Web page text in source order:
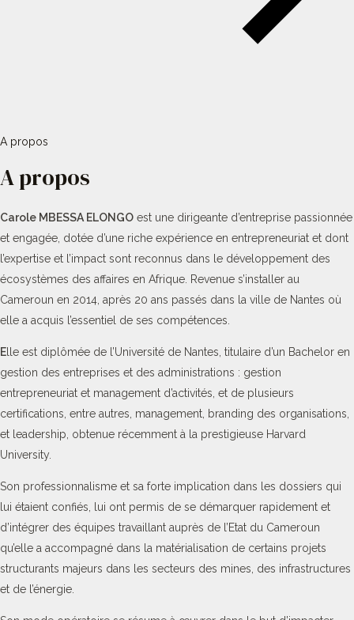
A propos
A propos
Carole MBESSA ELONGO est une dirigeante d’entreprise passionnée
et engagée, dotée d’une riche expérience en entrepreneuriat et dont
l’expertise et l’impact sont reconnus dans le développement des
écosystèmes des affaires en Afrique. Revenue s’installer au
Cameroun en 2014, après 20 ans passés dans la ville de Nantes où
elle a acquis l’essentiel de ses compétences.
E lle est diplômée de l’Université de Nantes, titulaire d’un Bachelor en
gestion des entreprises et des administrations : gestion
entrepreneuriat et management d’activités, et de plusieurs
certifications, entre autres, management, branding des organisations,
et leadership, obtenue récemment à la prestigieuse Harvard
University.
Son professionnalisme et sa forte implication dans les dossiers qui
lui étaient confiés, lui ont permis de se démarquer rapidement et
d’intégrer des équipes travaillant auprès de l’Etat du Cameroun
qu’elle a accompagné dans la matérialisation de certains projets
structurants majeurs dans les secteurs des mines, des infrastructures
et de l’énergie.